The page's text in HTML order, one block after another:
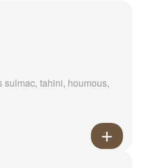
tahini, houmous,